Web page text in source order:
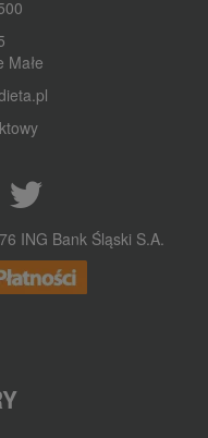
Małe
ING Bank Śląski S.A.